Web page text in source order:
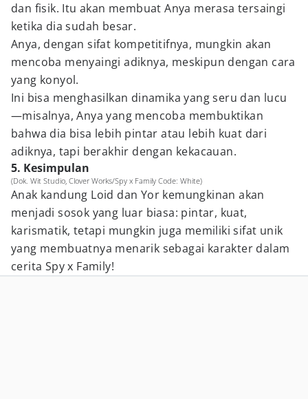
dan fisik. Itu akan membuat Anya merasa tersaingi
ketika dia sudah besar.
Anya, dengan sifat kompetitifnya, mungkin akan
mencoba menyaingi adiknya, meskipun dengan cara
yang konyol.
Ini bisa menghasilkan dinamika yang seru dan lucu
—misalnya, Anya yang mencoba membuktikan
bahwa dia bisa lebih pintar atau lebih kuat dari
adiknya, tapi berakhir dengan kekacauan.
5. Kesimpulan
(Dok. Wit Studio, Clover Works/Spy x Family Code: White)
Anak kandung Loid dan Yor kemungkinan akan
menjadi sosok yang luar biasa: pintar, kuat,
karismatik, tetapi mungkin juga memiliki sifat unik
yang membuatnya menarik sebagai karakter dalam
cerita Spy x Family!